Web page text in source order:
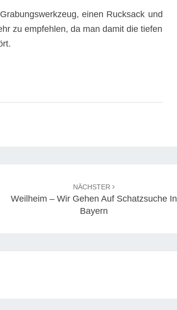
einen Rucksack und
zu empfehlen, da man damit die tiefen
NÄCHSTER
Weilheim – Wir Gehen Auf Schatzsuche In
Bayern